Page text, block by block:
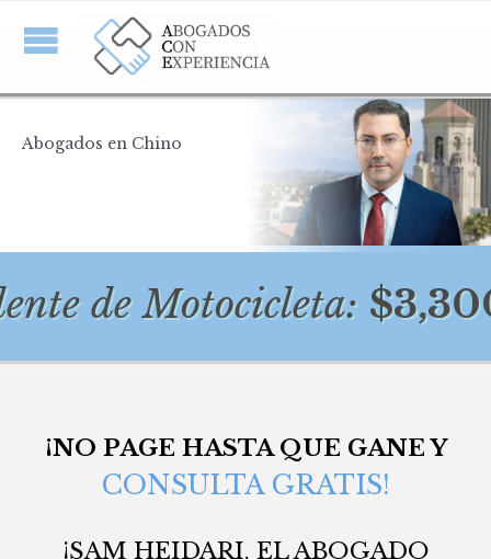
Abogados en Chino
de Motocicleta:
¡NO PAGE HASTA QUE GANE Y
CONSULTA GRATIS!
¡SAM HEIDARI, EL ABOGADO